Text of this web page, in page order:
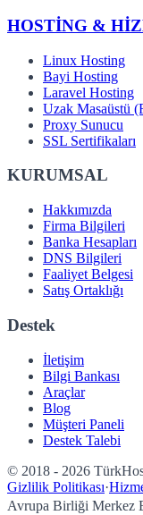
HOSTİNG &
Linux Hosting
Bayi Hosting
Laravel Hosting
Uzak Masaüstü
Proxy Sunucu
SSL Sertifikaları
KURUMSAL
Hakkımızda
Firma Bilgileri
Banka Hesapları
DNS Bilgileri
Faaliyet Belgesi
Satış Ortaklığı
Destek
İletişim
Bilgi Bankası
Araçlar
Blog
Müşteri Paneli
Destek Talebi
© 2018 - 2026
Gizlilik Politikası·
Avrupa Birliği Merkez